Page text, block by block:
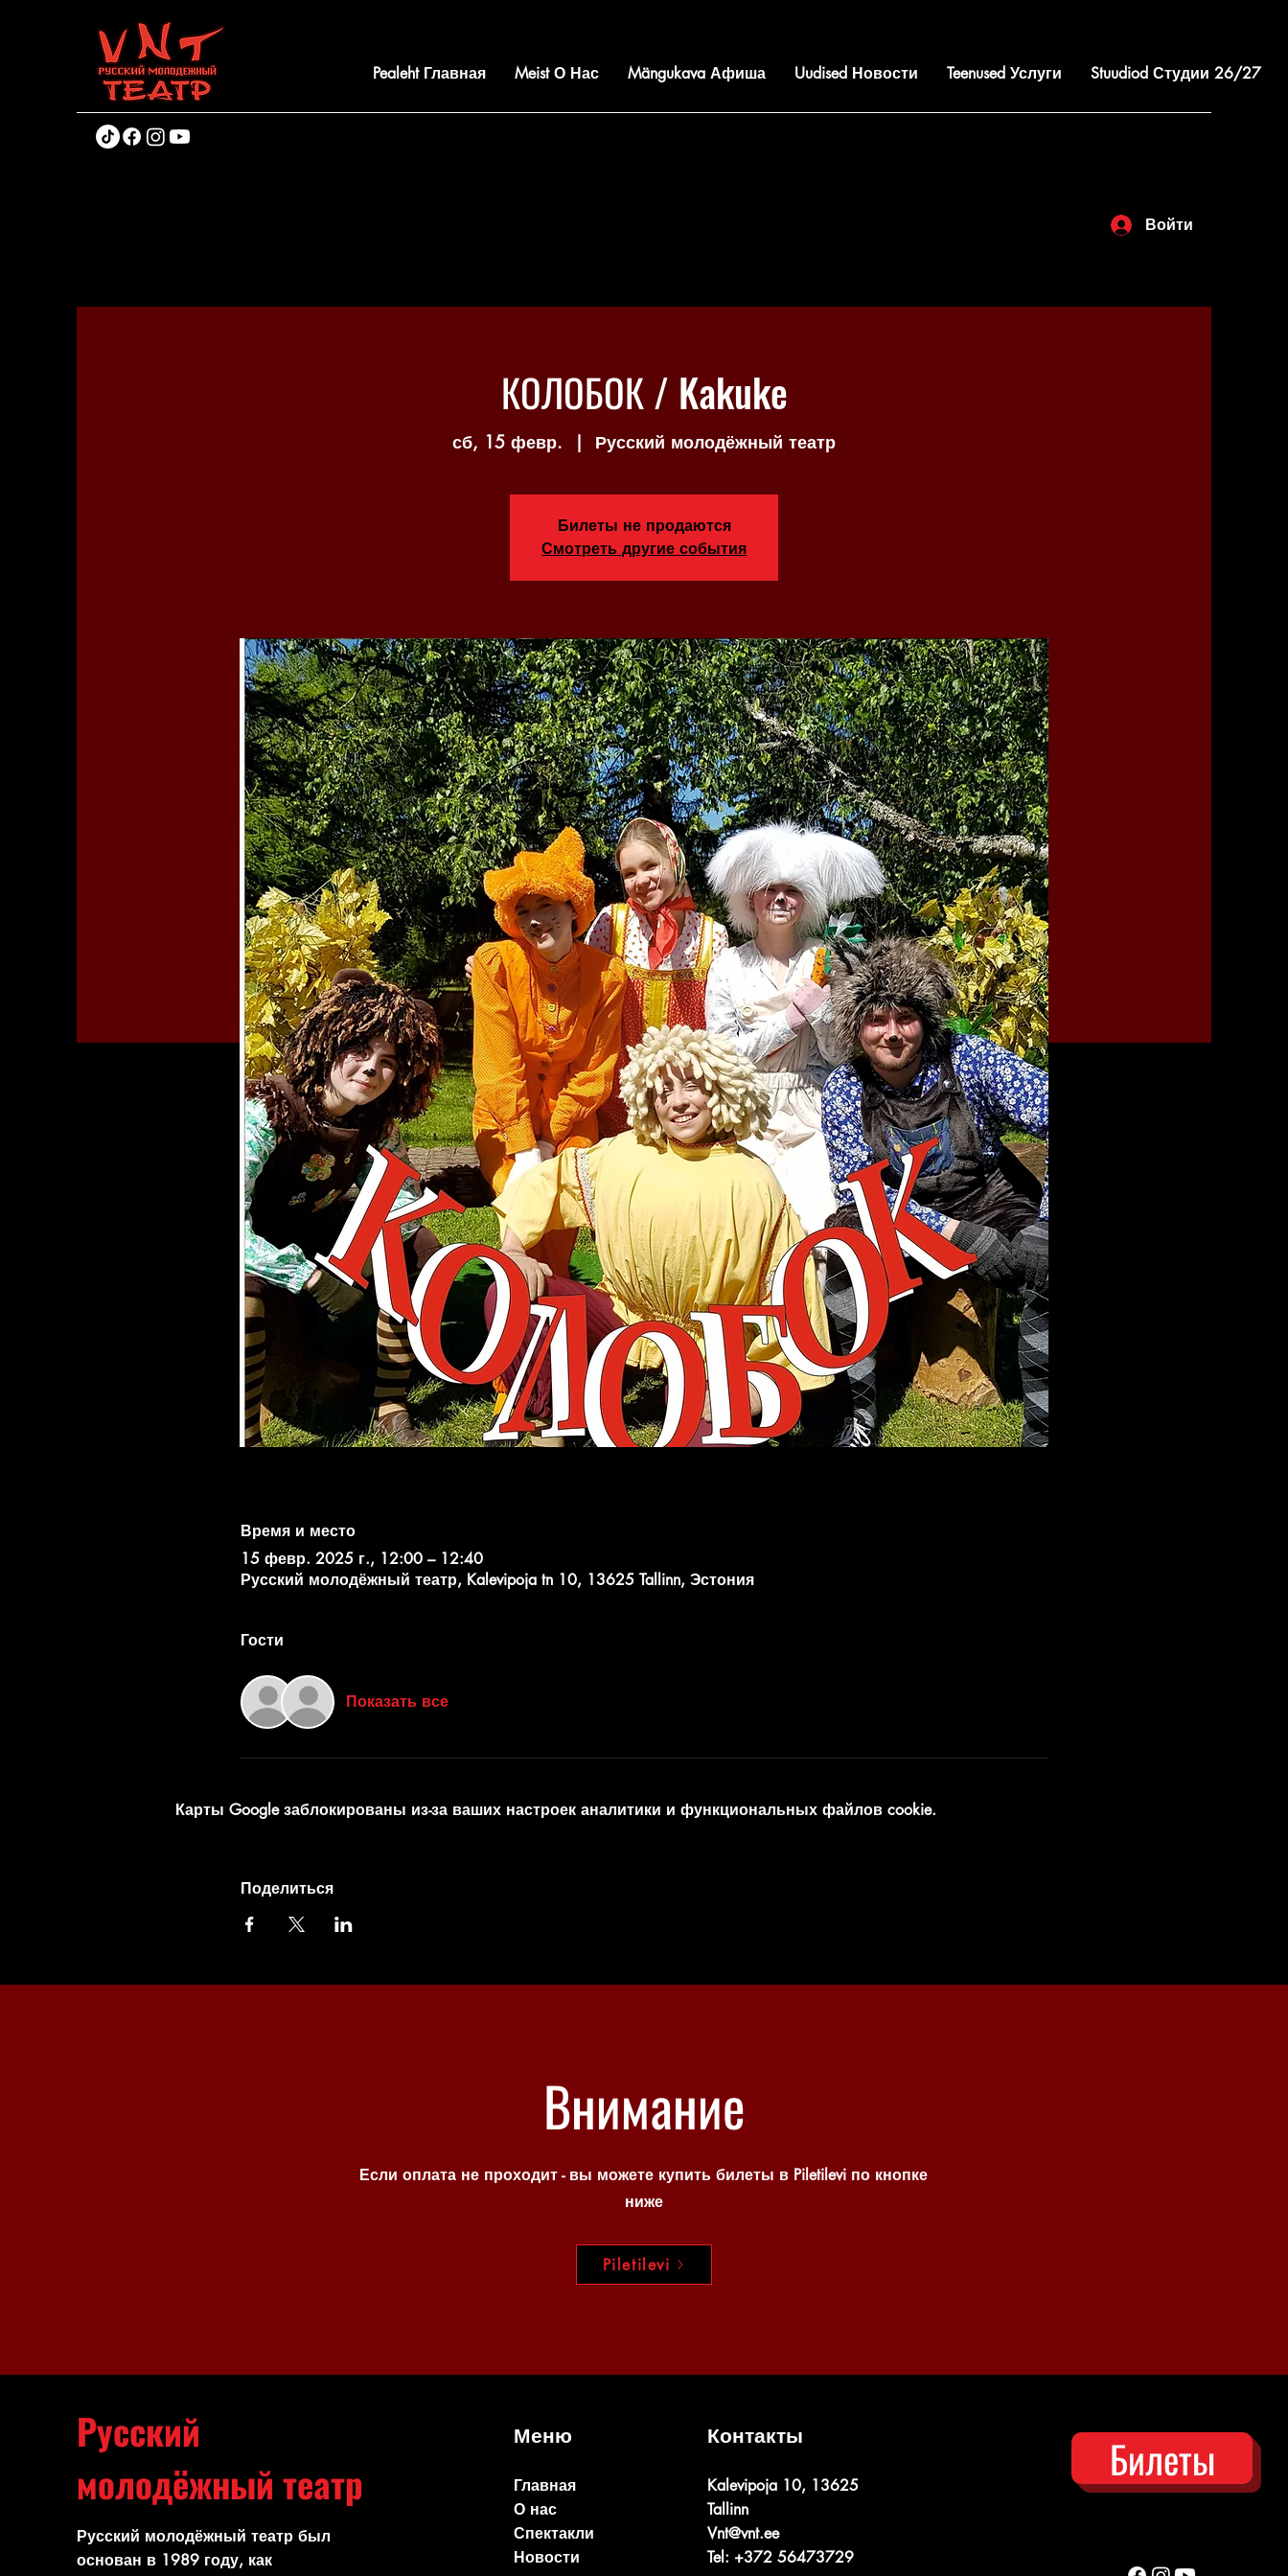
Pealeht Главная Meist О Нас Mängukava Афиша Uudised Новости Teenused Услуги Stuudiod Студии 26/27
Войти
КОЛОБОК / Kakuke
сб, 15 февр.
  |
Русский молодёжный театр
Билеты не продаются
Смотреть другие события
Время и место
15 февр. 2025 г., 12:00 – 12:40
Русский молодёжный театр, Kalevipoja tn 10, 13625 Tallinn, Эстония
Гости
Показать все
Карты Google заблокированы из-за ваших настроек аналитики и функциональных файлов cookie.
Поделиться
Внимание
Если оплата не проходит - вы можете купить билеты в Piletilevi по кнопке
ниже
Piletilevi
Русский
молодёжный театр
Русский молодёжный театр был
основан в 1989 году, как
Меню
Главная
О нас
Спектакли
Новости
Контакты
Kalevipoja 10, 13625
Tallinn
Vnt@vnt.ee
Tel: +372 56473729
Билеты